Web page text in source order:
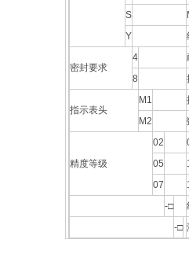
S
Y
密封要求
4
8
指示表头
M1
M2
精度等级
02
05
07
-□
-□